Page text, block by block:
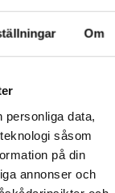
Om
data,
såsom
på din
annonser och
med